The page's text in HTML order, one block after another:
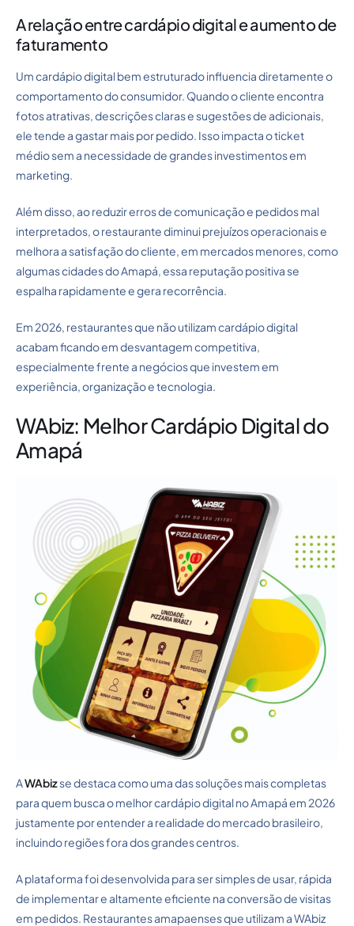
A relação entre cardápio digital e aumento de
faturamento
Um cardápio digital bem estruturado influencia diretamente o
comportamento do consumidor. Quando o cliente encontra
fotos atrativas, descrições claras e sugestões de adicionais,
ele tende a gastar mais por pedido. Isso impacta o ticket
médio sem a necessidade de grandes investimentos em
marketing.
Além disso, ao reduzir erros de comunicação e pedidos mal
interpretados, o restaurante diminui prejuízos operacionais e
melhora a satisfação do cliente, em mercados menores, como
algumas cidades do Amapá, essa reputação positiva se
espalha rapidamente e gera recorrência.
Em 2026, restaurantes que não utilizam cardápio digital
acabam ficando em desvantagem competitiva,
especialmente frente a negócios que investem em
experiência, organização e tecnologia.
WAbiz: Melhor Cardápio Digital do
Amapá
AWAbizse destaca como uma das soluções mais completas
para quem busca o melhor cardápio digital no Amapá em 2026
justamente por entender a realidade do mercado brasileiro,
incluindo regiões fora dos grandes centros.
A plataforma foi desenvolvida para ser simples de usar, rápida
de implementar e altamente eficiente na conversão de visitas
em pedidos. Restaurantes amapaenses que utilizam a WAbiz